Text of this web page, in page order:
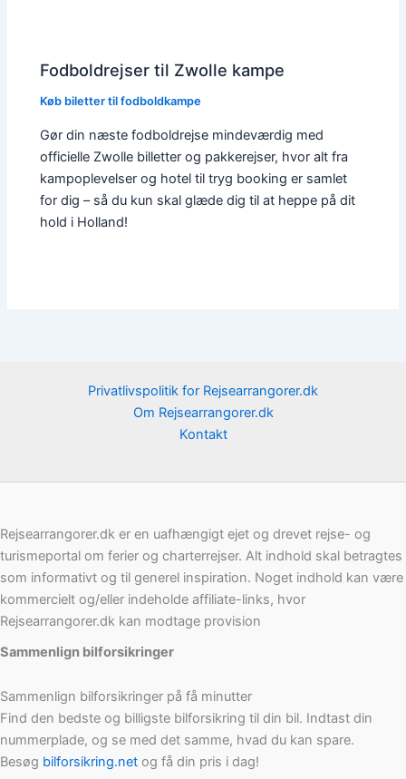
Fodboldrejser til Zwolle kampe
Køb biletter til fodboldkampe
Gør din næste fodboldrejse mindeværdig med
officielle Zwolle billetter og pakkerejser, hvor alt fra
kampoplevelser og hotel til tryg booking er samlet
for dig – så du kun skal glæde dig til at heppe på dit
hold i Holland!
Privatlivspolitik for Rejsearrangorer.dk
Om Rejsearrangorer.dk
Kontakt
Rejsearrangorer.dk er en uafhængigt ejet og drevet rejse- og
turismeportal om ferier og charterrejser. Alt indhold skal betragtes
som informativt og til generel inspiration. Noget indhold kan være
kommercielt og/eller indeholde affiliate-links, hvor
Rejsearrangorer.dk kan modtage provision
Sammenlign bilforsikringer
Sammenlign bilforsikringer på få minutter
Find den bedste og billigste bilforsikring til din bil. Indtast din
nummerplade, og se med det samme, hvad du kan spare.
Besøg bilforsikring.net og få din pris i dag!